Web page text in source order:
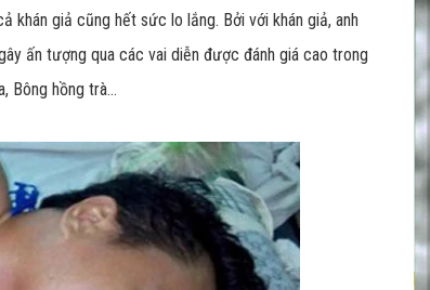
khán giả cũng hết sức lo lắng. Bởi với khán giả, anh
ấn tượng qua các vai diễn được đánh giá cao trong
Bông hồng trà…